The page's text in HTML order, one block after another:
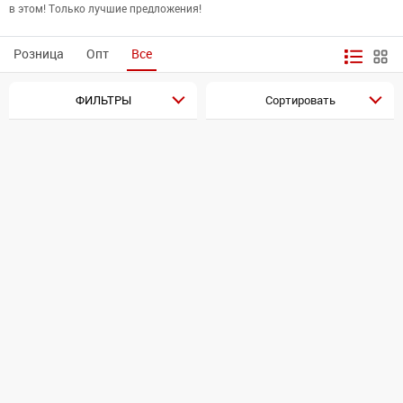
в этом! Только лучшие предложения!
Розница Опт Все
ФИЛЬТРЫ Сортировать